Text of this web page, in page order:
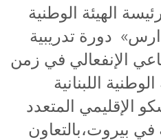
الهيئة الوطنية
دورة تدريبية
الإنفعالي في زمن
اللبنانية
الإقليمي المتعدد
بيروت،بالتعاون